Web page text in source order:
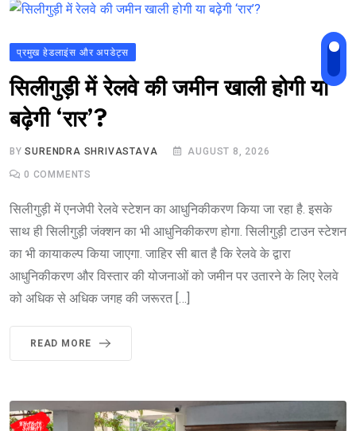
प्रमुख हेडलाइंस और अपडेट्स
सिलीगुड़ी में रेलवे की जमीन खाली होगी या
बढ़ेगी ‘रार’?
BYSURENDRA SHRIVASTAVA AUGUST 8, 2026
0 COMMENTS
सिलीगुड़ी में एनजेपी रेलवे स्टेशन का आधुनिकीकरण किया जा रहा है. इसके
साथ ही सिलीगुड़ी जंक्शन का भी आधुनिकीकरण होगा. सिलीगुड़ी टाउन स्टेशन
का भी कायाकल्प किया जाएगा. जाहिर सी बात है कि रेलवे के द्वारा
आधुनिकीकरण और विस्तार की योजनाओं को जमीन पर उतारने के लिए रेलवे
को अधिक से अधिक जगह की जरूरत […]
READ MORE